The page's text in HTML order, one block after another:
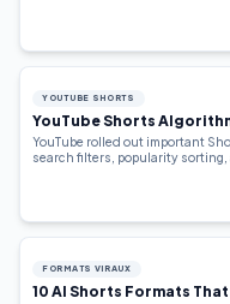
YOUTUBE SHORTS
YouTube Shorts
YouTube rolled out important
search filters, popularity sorting,
FORMATS VIRAUX
10 AI Shorts Formats